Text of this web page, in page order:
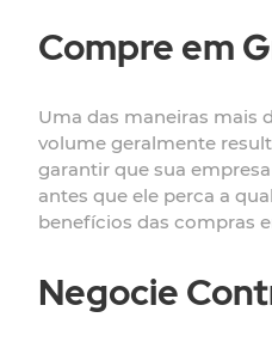
Compre em
Uma das maneiras mais
volume geralmente
garantir que sua
antes que ele perca a
benefícios das compras
Negocie